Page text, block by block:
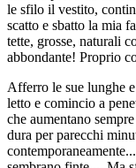
le sfilo il vestito,
scatto e sbatto la mia
tette, grosse, naturali
abbondante! Proprio
Afferro le sue lunghe
letto e comincio a
che aumentano
dura per parecchi